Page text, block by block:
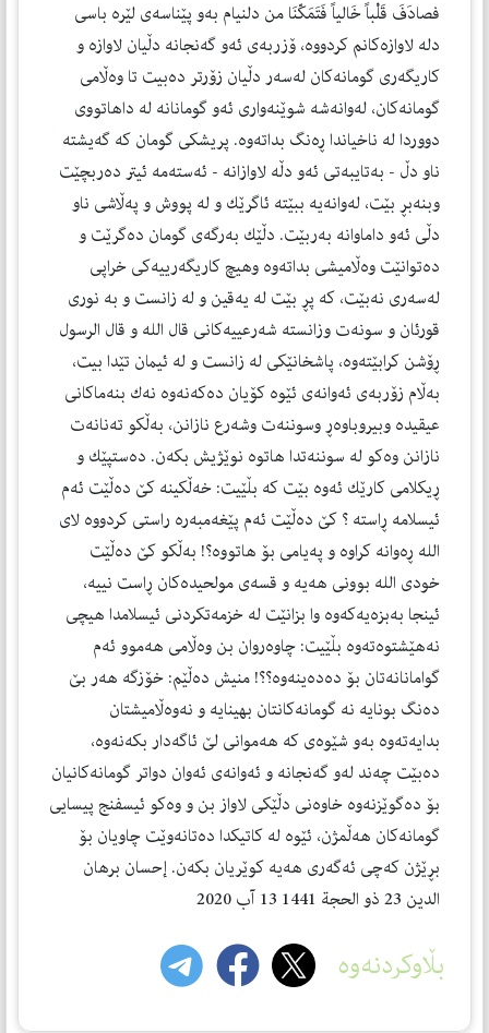
فصادَفَ قَلْباً خَالياً فَتَمَكّنَا من دلنیام بەو پێناسەی لێرە باسی
دلە لاوازەكانم كردووە، ۆزربەی ئەو گەنجانە دڵیان لاوازە و
كاریگەری گومانەكان لەسەر دڵیان زۆرتر دەبیت تا وەڵامی
گومانەكان، لەوانەشە شوێنەواری ئەو گومانانە لە داهاتووی
دووردا لە ناخیاندا ڕەنگ بداتەوە. پریشكی گومان كە گەیشتە
ناو دڵ - بەتایبەتی ئەو دڵە لاوازانە - ئەستەمە ئیتر دەربچێت
وبنەبڕ بێت، لەوانەیە ببێتە ئاگرێك و لە پووش و پەڵاشی ناو
دڵی ئەو داماوانە بەربێت. دڵێك بەرگەی گومان دەگرێت و
دەتوانێت وەڵامیشی بداتەوە وهیچ كاریگەرییەكی خراپی
لەسەری نەبێت، كە پڕ بێت لە یەقین و لە زانست و بە نوری
قورئان و سونەت وزانستە شەرعییەكانی قال الله و قال الرسول
ڕۆشن كرابێتەوە، پاشخانێكی لە زانست و لە ئیمان تێدا بیت،
بەڵام زۆربەی ئەوانەی ئێوە كۆیان دەكەنەوە نەك بنەماكانی
عیقیدە وبیروباوەڕ وسوننەت وشەرع نازانن، بەڵكو تەنانەت
نازانن وەكو لە سوننەتدا هاتوە نوێژیش بكەن. دەستپێك و
ڕیكلامی كارێك ئەوە بێت كە بڵێیت: خەڵكینە كێ دەڵێت ئەم
ئیسلامە ڕاستە ؟ كێ دەڵێت ئەم پێغەمبەرە راستی كردووە لای
الله ڕەوانە كراوە و پەیامی بۆ هاتووە؟! بەڵكو كێ دەڵێت
خودی الله بوونی هەیە و قسەی مولحیدەكان ڕاست نییە،
ئینجا بەبزەیەكەوە وا بزانێت لە خزمەتكردنی ئیسلامدا هیچی
نەهێشتوەتەوە بڵێیت: چاوەروان بن وەڵامی هەموو ئەم
گوامانانەتان بۆ دەدەینەوە؟؟! منیش دەڵێم: خۆزگە هەر بێ
دەنگ بونایە نە گومانەكانتان بهینایە و نەوەڵامیشتان
بدایەتەوە بەو شێوەی كە هەموانی لێ ئاگەدار بكەنەوە،
دەبێت چەند لەو گەنجانە و ئەوانەی ئەوان دواتر گومانەكانیان
بۆ دەگوێزنەوە خاوەنی دڵێكی لاواز بن و وەكو ئیسفنج پیسایی
گومانەكان هەڵمژن، ئێوە لە كاتیكدا دەتانەوێت چاویان بۆ
بڕێژن كەچی ئەگەری هەیە كوێریان بكەن. إحسان برهان
الدین 23 ذو الحجة 1441 13 آب 2020
بڵاوکردنەوە